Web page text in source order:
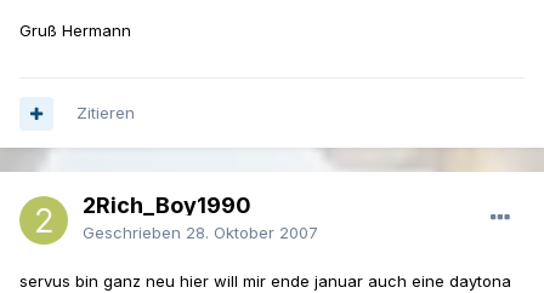
Gruß Hermann
Zitieren
2Rich_Boy1990
Geschrieben 28. Oktober 2007
servus bin ganz neu hier will mir ende januar auch eine daytona